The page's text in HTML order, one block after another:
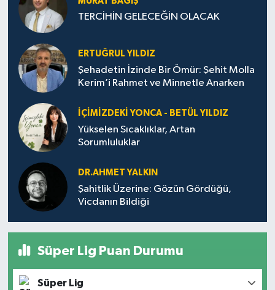
TERCİHİN GELECEĞİN OLACAK
ERTUĞRUL YILDIZ
Şehadetin İzinde Bir Ömür: Şehit Molla
Kerim’i Rahmet ve Minnetle Anarken
İÇIMIZDEKI YONCA - BETÜL YILDIZ
Yükselen Sıcaklıklar, Artan
Sorumluluklar
DR.AHMET YALKIN
Şahitlik Üzerine: Gözün Gördüğü,
Vicdanın Bildiği
Süper Lig Puan Durumu
Süper Lig